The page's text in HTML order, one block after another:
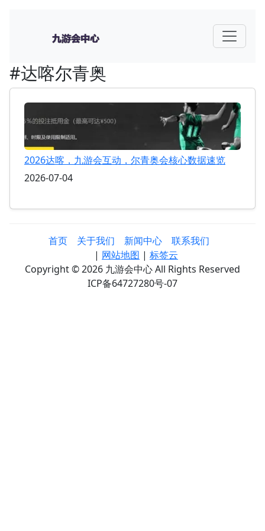
#达喀尔青奥
2026达喀，九游会互动，尔青奥会核心数据速览
2026-07-04
首页 关于我们 新闻中心
联系我们
| 网站地图 | 标签云
Copyright © 2026 九游会中心 All Rights Reserved
ICP备64727280号-07